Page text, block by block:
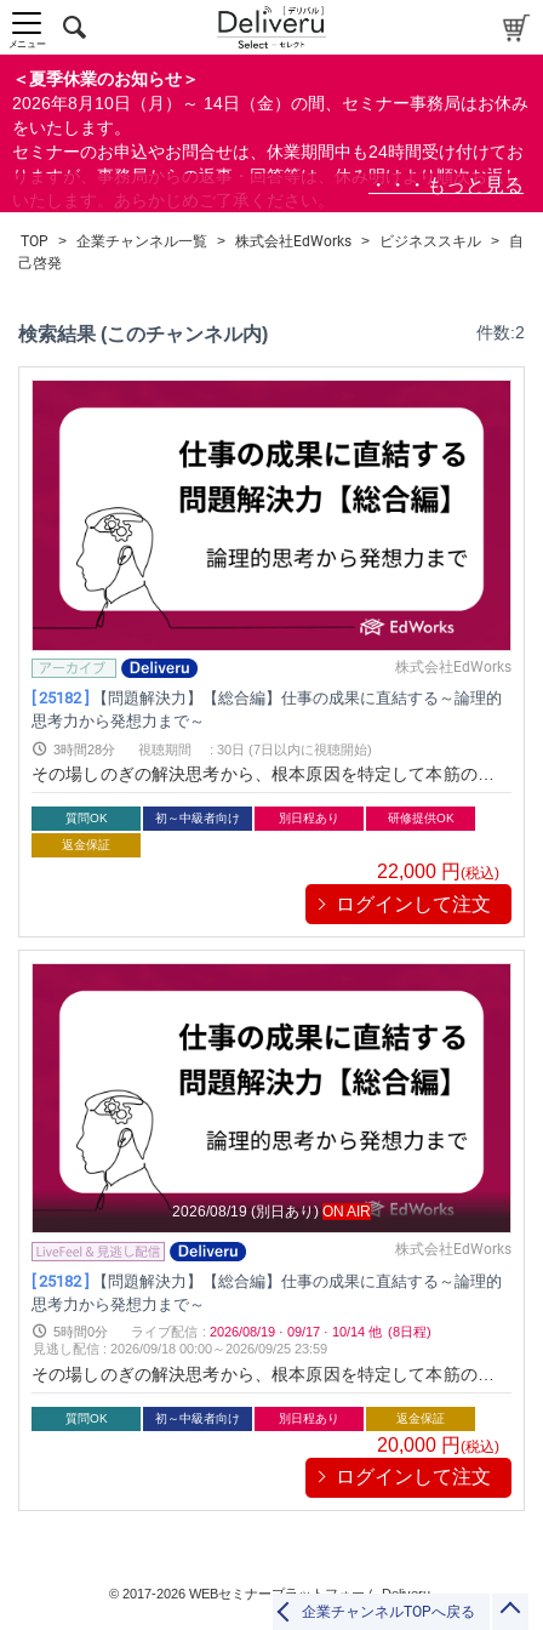
マネジメント/PMBOK
自己啓発
すべて
検索
＜夏季休業のお知らせ＞
2026年8月10日（月）～ 14日（金）の間、セミナー事務局はお休み
をいたします。
セミナーのお申込やお問合せは、休業期間中も24時間受け付けてお
りますが、事務局からの返事・回答等は、休み明けより順次お返し
いたします。あらかじめご了承ください。
ができます。
メニュー
TOP > 企業チャンネル一覧 > 株式会社EdWorks > ビジネススキル >
自
己啓発
検索結果 (このチャンネル内) 件数:2
株式会社EdWorks
[ 25182 ]
【問題解決力】【総合編】仕事の成果に直結する～論理的
思考力から発想力まで～
3時間28分 視聴期間 : 30日 (7日以内に視聴開始)
その場しのぎの解決思考から、根本原因を特定して本筋の問題
を解決する思考に変え、長期的成果を生む問題解決力を習得
質問OK 初～中級者向け 別日程あり
研修提供OK
返金保証
22,000 円 (税込)
ログインして注文
2026/08/19 (別日あり) ON AIR
株式会社EdWorks
[ 25182 ]
【問題解決力】【総合編】仕事の成果に直結する～論理的
思考力から発想力まで～
5時間0分 ライブ配信 : 2026/08/19 · 09/17 · 10/14 他 (8日程)
見逃し配信 :2026/09/18 00:00～2026/09/25 23:59
その場しのぎの解決思考から、根本原因を特定して本筋の問題
を解決する思考に変え、長期的成果を生む問題解決力を習得
質問OK 初～中級者向け 別日程あり 返金保証
20,000 円(税込)
ログインして注文
企業チャンネルTOPへ戻る
© 2017-2026 WEBセミナープラットフォーム Deliveru.